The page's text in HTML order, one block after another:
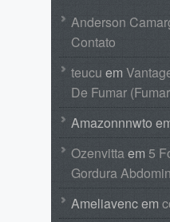
Anderson
Contato
teucu em
De Fumar
Amazonnnwto
Ozenvittaem 5
Gordura
Ameliavencem